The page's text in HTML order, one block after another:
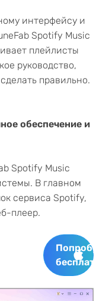
интерфейсу и
Spotify Music
плейлисты
руководство,
правильно.
обеспечение и
Spotify Music
В главном
сервиса Spotify,
плеер.
бесплатно